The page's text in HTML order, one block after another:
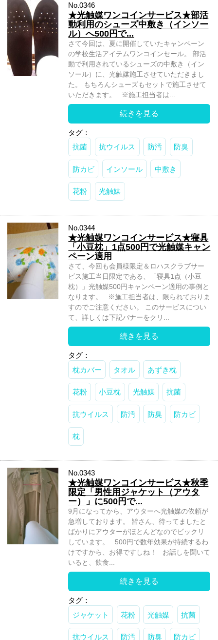
No.0346
★光触媒ワンコインサービス★部活
動利用のシューズ中敷き（インソー
ル）へ500円で...
さて今回は、夏に開催していたキャンペーン
の学校生活アイテムワンコインセール。 部活
動で利用されているシューズの中敷き（イン
ソール）に、光触媒施工させていただきまし
た。 もちろんシューズもセットで施工させて
いただきます。 ※施工担当者は...
続きを見る
タグ：
抗菌
抗ウイルス 防汚 防臭
防カビ インソール 中敷き
花粉 光触媒
No.0344
★光触媒ワンコインサービス★寝具
「小豆枕」1点500円で光触媒キャン
ペーン適用
さて、今回も会員様限定＆ロハスクラブサー
ビス施工当日限定である、「寝具1点（小豆
枕）」光触媒500円キャンペーン適用の事例と
なります。 ※施工担当者は、限られておりま
すのでご注意ください。 このサービスについ
て、詳しくは下記バナーをクリ...
続きを見る
タグ：
枕カバー
タオル あずき枕
花粉 小豆枕 光触媒 抗菌
抗ウイルス 防汚 防臭 防カビ
枕
No.0343
★光触媒ワンコインサービス★秋季
限定「男性用ジャケット（アウタ
ー）」に500円で...
9月になってから、アウターへ光触媒の依頼が
急増しております。 皆さん、待ってましたと
ばかりにアウターがほとんどなのでビックリ
しています。 500円で数年効果が持続するわ
けですから、お得ですしね！ お話しを聞いて
いると、飲食...
続きを見る
タグ：
ジャケット
花粉 光触媒 抗菌
抗ウイルス 防汚 防臭 防カビ